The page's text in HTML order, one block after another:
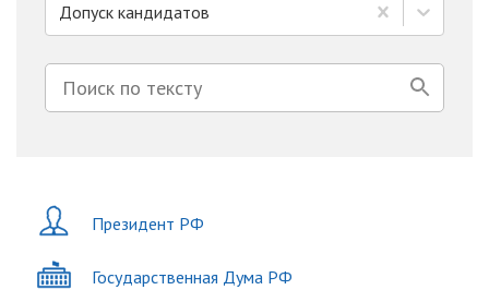
Допуск кандидатов
Президент РФ
Государственная Дума РФ